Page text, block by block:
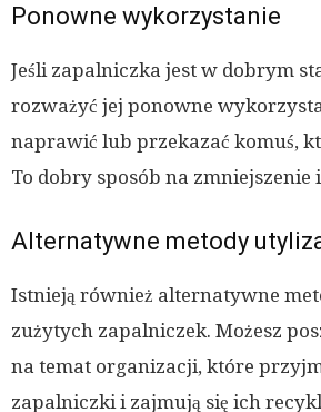
Ponowne wykorzystanie
Jeśli zapalniczka jest w dobrym
rozważyć jej ponowne
naprawić lub przekazać komuś,
To dobry sposób na zmniejszenie
Alternatywne metody
Istnieją również alternatywne
zużytych zapalniczek. Możesz
na temat organizacji, które
zapalniczki i zajmują się ich